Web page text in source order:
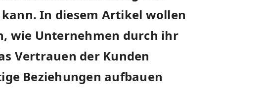
In diesem Artikel wollen‌
wie Unternehmen durch ihr
Vertrauen der Kunden
Beziehungen aufbauen